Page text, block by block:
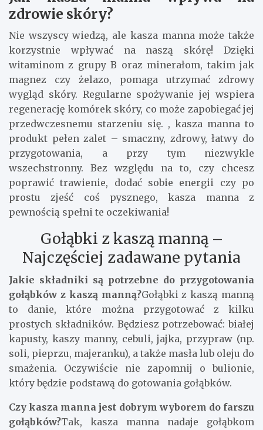
zdrowie skóry?
Nie wszyscy wiedzą, ale kasza manna może także
korzystnie wpływać na naszą skórę! Dzięki
witaminom z grupy B oraz minerałom, takim jak
magnez czy żelazo, pomaga utrzymać zdrowy
wygląd skóry. Regularne spożywanie jej wspiera
regenerację komórek skóry, co może zapobiegać jej
przedwczesnemu starzeniu się. , kasza manna to
produkt pełen zalet – smaczny, zdrowy, łatwy do
przygotowania, a przy tym niezwykle
wszechstronny. Bez względu na to, czy chcesz
poprawić trawienie, dodać sobie energii czy po
prostu zjeść coś pysznego, kasza manna z
pewnością spełni te oczekiwania!
Gołąbki z kaszą manną –
Najczęściej zadawane pytania
Jakie składniki są potrzebne do przygotowania
gołąbków z kaszą manną?Gołąbki z kaszą manną
to danie, które można przygotować z kilku
prostych składników. Będziesz potrzebować: białej
kapusty, kaszy manny, cebuli, jajka, przypraw (np.
soli, pieprzu, majeranku), a także masła lub oleju do
smażenia. Oczywiście nie zapomnij o bulionie,
który będzie podstawą do gotowania gołąbków.
Czy kasza manna jest dobrym wyborem do farszu
gołąbków?Tak, kasza manna nadaje gołąbkom